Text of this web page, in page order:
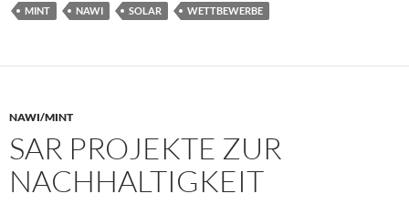
MINT NAWI SOLAR WETTBEWERBE
NAWI/MINT
SAR PROJEKTE ZUR
NACHHALTIGKEIT